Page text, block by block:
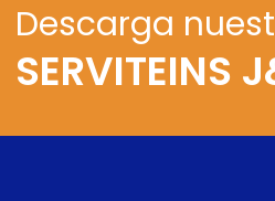
Descarga
SERVITEINS